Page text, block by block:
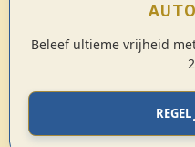
Beleef ultieme vrijheid